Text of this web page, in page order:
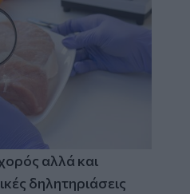
αλλά και
δηλητηριάσεις